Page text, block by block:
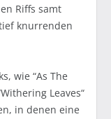
Riffs samt
knurrenden
wie “As The
Leaves“
in denen eine